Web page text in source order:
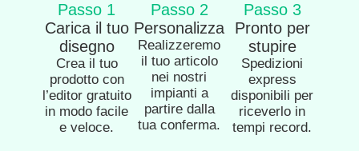
Passo 1
Carica il tuo
disegno
Crea il tuo
prodotto con
l’editor gratuito
in modo facile
e veloce.
Passo 2
Personalizza
Realizzeremo
il tuo articolo
nei nostri
impianti a
partire dalla
tua conferma.
Passo 3
Pronto per
stupire
Spedizioni
express
disponibili per
riceverlo in
tempi record.